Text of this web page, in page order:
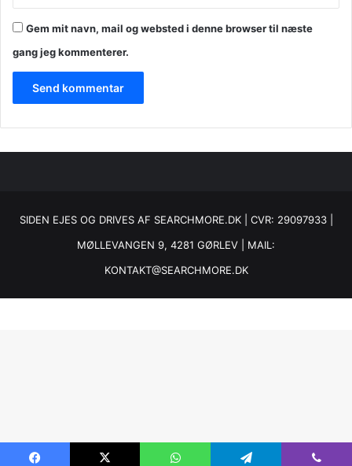
Gem mit navn, mail og websted i denne browser til næste
gang jeg kommenterer.
SIDEN EJES OG DRIVES AF SEARCHMORE.DK | CVR: 29097933 |
MØLLEVANGEN 9, 4281 GØRLEV | MAIL:
KONTAKT@SEARCHMORE.DK